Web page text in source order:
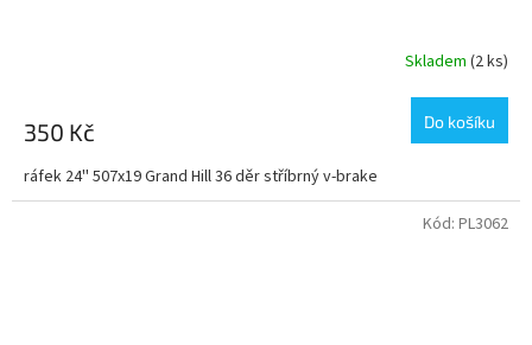
Skladem (2 ks)
350 Kč Do košíku
ráfek 24'' 507x19 Grand Hill 36 děr stříbrný v-brake
Kód: PL3062